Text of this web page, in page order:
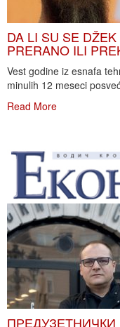
DA LI SU SE
PRERANO ILI
Vest godine iz esnafa
minulih 12 meseci
Read More